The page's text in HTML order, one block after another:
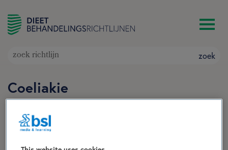
zoek
Coeliakie
Doelgroep: Volwassenen en kinderen met
coeliakie en andere glutengerelateerde
aandoeningen
Auteur(s): Maaike van Bree MSc